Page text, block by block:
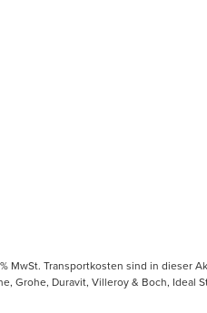
Transportkosten sind in dieser
Duravit, Villeroy & Boch, Ideal